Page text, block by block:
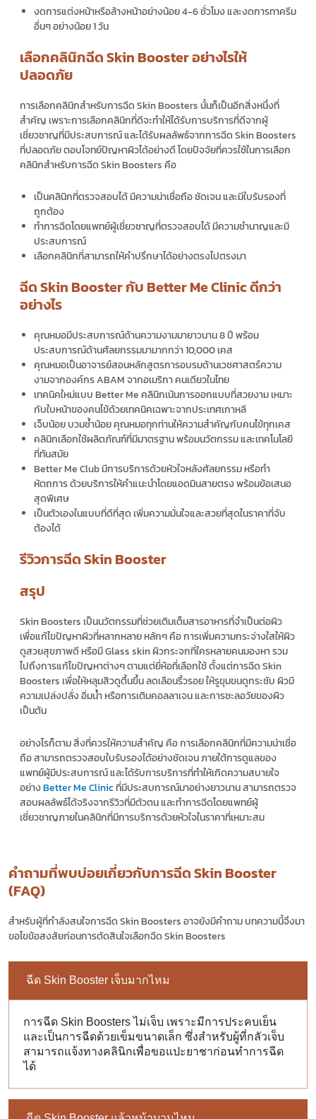
งดการแต่งหน้าหรือล้างหน้าอย่างน้อย 4-6 ชั่วโมง และงดการทาครีม
อื่นๆ อย่างน้อย 1 วัน
เลือกคลินิกฉีด Skin Booster อย่างไรให้
ปลอดภัย
การเลือกคลินิกสำหรับการฉีดSkin Boosters นั้นก็เป็นอีกสิ่งหนึ่งที่
สำคัญ เพราะการเลือกคลินิกที่ดีจะทำให้ได้รับการบริการที่ดีจากผู้
เชี่ยวชาญที่มีประสบการณ์ และได้รับผลลัพธ์จากการฉีดSkin Boosters
ที่ปลอดภัย ตอบโจทย์ปัญหาผิวได้อย่างดี โดยปัจจัยที่ควรใช้ในการเลือก
คลินิกสำหรับการฉีดSkin Boosters คือ
เป็นคลินิกที่ตรวจสอบได้ มีความน่าเชื่อถือ ชัดเจน และมีใบรับรองที่
ถูกต้อง
ทำการฉีดโดยแพทย์ผู้เชี่ยวชาญที่ตรวจสอบได้ มีความชำนาญและมี
ประสบการณ์
เลือกคลินิกที่สามารถให้คำปรึกษาได้อย่างตรงไปตรงมา
ฉีด Skin Booster กับ Better Me Clinic ดีกว่า
อย่างไร
คุณหมอมีประสบการณ์ด้านความงามมายาวนาน 8 ปี พร้อม
ประสบการณ์ด้านศัลยกรรมมามากกว่า 10,000 เคส
คุณหมอเป็นอาจารย์สอนหลักสูตรการอบรมด้านเวชศาสตร์ความ
งามจากองค์กร ABAM จากอเมริกา คนเดียวในไทย
เทคนิคใหม่แบบ Better Me คลินิกเน้นการออกแบบที่สวยงาม เหมาะ
กับใบหน้าของคนไข้ด้วยเทคนิคเฉพาะจากประเทศเกาหลี
เจ็บน้อย บวมช้ำน้อย คุณหมอทุกท่านให้ความสำคัญกับคนไข้ทุกเคส
คลินิกเลือกใช้ผลิตภัณฑ์ที่มีมาตรฐาน พร้อมนวัตกรรม และเทคโนโลยี
ที่ทันสมัย
Better Me Club มีการบริการด้วยหัวใจหลังศัลยกรรม หรือทำ
หัตถการ ด้วยบริการให้คำแนะนำโดยแอดมินสายตรง พร้อมข้อเสนอ
สุดพิเศษ
เป็นตัวเองในแบบที่ดีที่สุด เพิ่มความมั่นใจและสวยที่สุดในราคาที่จับ
ต้องได้
รีวิวการฉีด Skin Booster
สรุป
Skin Boosters เป็นนวัตกรรมที่ช่วยเติมเต็มสารอาหารที่จำเป็นต่อผิว
เพื่อแก้ไขปัญหาผิวที่หลากหลาย หลักๆ คือ การเพิ่มความกระจ่างใสให้ผิว
ดูสวยสุขภาพดี หรือมี Glass skin ผิวกระจกที่ใครหลายคนมองหา รวม
ไปถึงการแก้ไขปัญหาต่างๆ ตามแต่ยี่ห้อที่เลือกใช้ ตั้งแต่การฉีดSkin
Boosters เพื่อให้หลุมสิวดูตื้นขึ้น ลดเลือนริ้วรอย ให้รูขุมขนดูกระชับ ผิวมี
ความเปล่งปลั่ง อิ่มน้ำ หรือการเติมคอลลาเจน และการชะลอวัยของผิว
เป็นต้น
อย่างไรก็ตาม สิ่งที่ควรให้ความสำคัญ คือ การเลือกคลินิกที่มีความน่าเชื่อ
ถือ สามารถตรวจสอบใบรับรองได้อย่างชัดเจน ภายใต้การดูแลของ
แพทย์ผู้มีประสบการณ์ และได้รับการบริการที่ทำให้เกิดความสบายใจ
อย่างBetter Me Clinicที่มีประสบการณ์มาอย่างยาวนาน สามารถตรวจ
สอบผลลัพธ์ได้จริงจากรีวิวที่มีตัวตน และทำการฉีดโดยแพทย์ผู้
เชี่ยวชาญภายในคลินิกที่มีการบริการด้วยหัวใจในราคาที่เหมาะสม
คำถามที่พบบ่อยเกี่ยวกับการฉีด Skin Booster
(FAQ)
สำหรับผู้ที่กำลังสนใจการฉีดSkin Boostersอาจยังมีคำถาม บทความนี้จึงมา
ขอไขข้อสงสัยก่อนการตัดสินใจเลือกฉีดSkin Boosters
ฉีด Skin Booster เจ็บมากไหม
การฉีด Skin Boosters ไม่เจ็บ เพราะมีการประคบเย็น
และเป็นการฉีดด้วยเข็มขนาดเล็ก ซึ่งสำหรับผู้ที่กลัวเจ็บ
สามารถแจ้งทางคลินิกเพื่อขอแปะยาชาก่อนทำการฉีด
ได้